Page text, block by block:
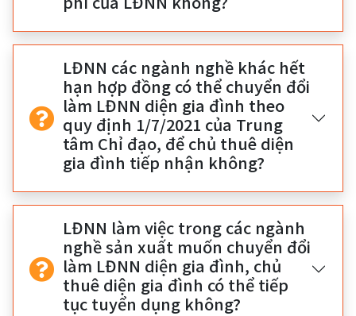
LĐNN các ngành nghề khác hết
hạn hợp đồng có thể chuyển đổi
làm LĐNN diện gia đình theo
quy định 1/7/2021 của Trung
tâm Chỉ đạo, để chủ thuê diện
gia đình tiếp nhận không?
LĐNN làm việc trong các ngành
nghề sản xuất muốn chuyển đổi
làm LĐNN diện gia đình, chủ
thuê diện gia đình có thể tiếp
tục tuyển dụng không?